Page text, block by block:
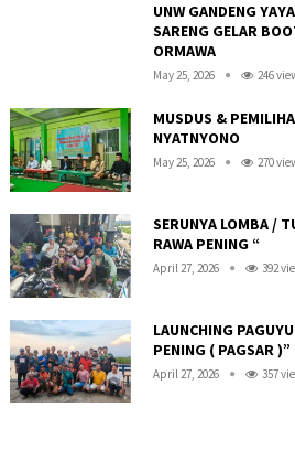
UNW GANDENG
SARENG GELAR
ORMAWA
May 25, 2026 246
MUSDUS &
NYATNYONO
May 25, 2026 270
SERUNYA LOMBA /
RAWA PENING “
April 27, 2026 392
LAUNCHING
PENING ( PAGSAR )”
April 27, 2026 357